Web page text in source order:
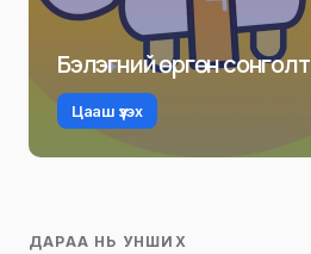
Бэлэгний өргөн сонголт
Цааш үзэх
ДАРАА НЬ УНШИХ